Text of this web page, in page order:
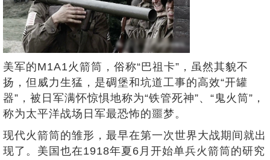
美军的M1A1火箭筒，俗称“巴祖卡”，虽然其貌不
扬，但威力生猛，是碉堡和坑道工事的高效“开罐
器”，被日军满怀惊惧地称为“铁管死神”、“鬼火筒”，
称为太平洋战场日军最恐怖的噩梦。
现代火箭筒的雏形，最早在第一次世界大战期间就出
现了。美国也在1918年夏6月开始单兵火箭筒的研究